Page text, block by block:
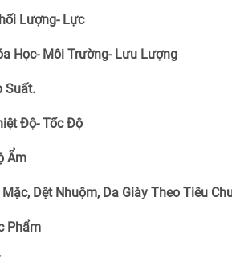
Lượng- Lực
Học- Môi Trường- Lưu Lượng
Suất.
Độ- Tốc Độ
Ẩm
Dệt Nhuộm, Da Giày Theo Tiêu
Phẩm